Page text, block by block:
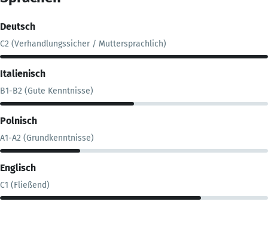
Deutsch
C2 (Verhandlungssicher / Muttersprachlich)
Italienisch
B1-B2 (Gute Kenntnisse)
Polnisch
A1-A2 (Grundkenntnisse)
Englisch
C1 (Fließend)